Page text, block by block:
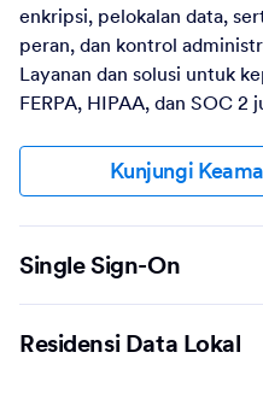
enkripsi, pelokalan data,
peran, dan kontrol
Layanan dan solusi untuk
FERPA, HIPAA, dan SOC 2
Kunjungi
Single Sign-On
Residensi Data Lokal